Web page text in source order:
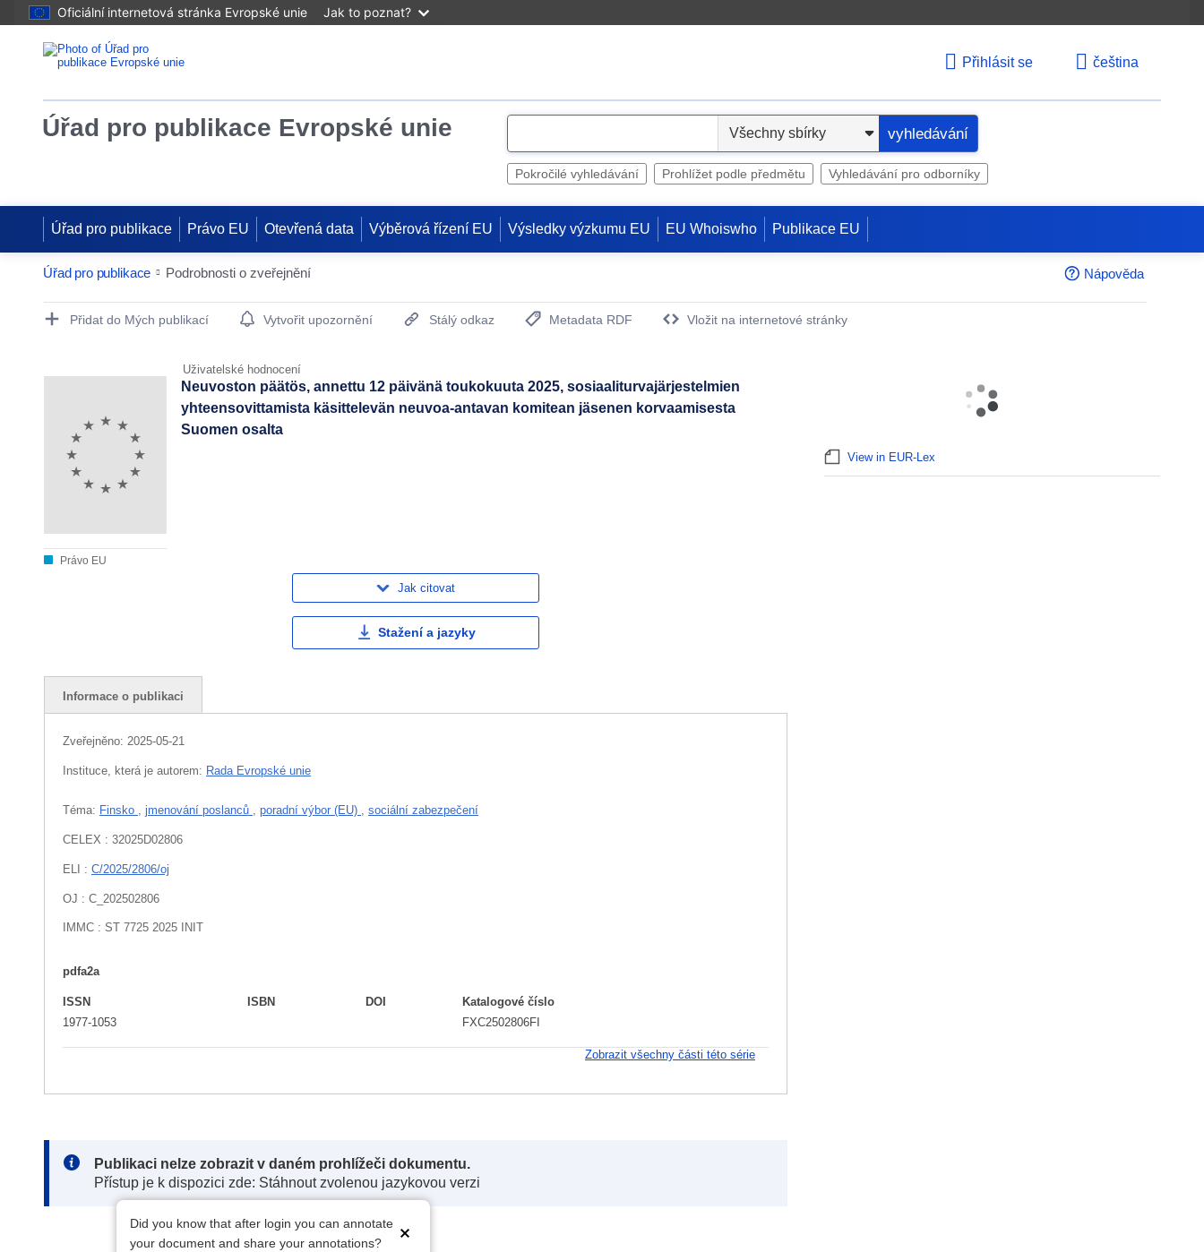
Oficiální internetová stránka Evropské unie Jak to poznat?
Přihlásit se čeština
Úřad pro publikace Evropské unie
e
vyhledávání
Pokročilé vyhledávání Prohlížet podle předmětu Vyhledávání pro odborníky
Úřad pro publikace Právo EU Otevřená data Výběrová řízení EU Výsledky výzkumu EU EU Whoiswho Publikace EU
Úřad pro publikace Podrobnosti o zveřejnění Nápověda
Publication Detail Actions Portlet
Přidat do Mých publikací Vytvořit upozornění Stálý odkaz
Metadata RDF
Vložit na internetové stránky
Uživatelské hodnocení
Právo EU
Neuvoston päätös, annettu 12 päivänä toukokuuta 2025, sosiaaliturvajärjestelmien
yhteensovittamista käsittelevän neuvoa-antavan komitean jäsenen korvaamisesta
Suomen osalta
Jak citovat
Stažení a jazyky
Informace o publikaci
Zveřejněno: 2025-05-21
Instituce, která je autorem: Rada Evropské unie
Téma: Finsko , jmenování poslanců , poradní výbor (EU) , sociální zabezpečení
CELEX : 32025D02806
ELI : C/2025/2806/oj
OJ : C_202502806
IMMC : ST 7725 2025 INIT
pdfa2a
ISSN
1977-1053
ISBN DOI
Katalogové číslo
FXC2502806FI
Zobrazit všechny části této série
Note:
Publikaci nelze zobrazit v daném prohlížeči dokumentu.
Přístup je k dispozici zde: Stáhnout zvolenou jazykovou verzi
Did you know that after login you can annotate
your document and share your annotations?
View in EUR-Lex